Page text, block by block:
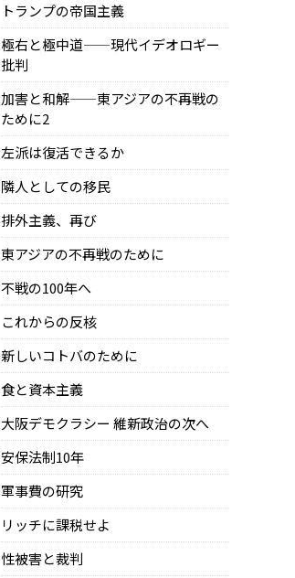
トランプの帝国主義
極右と極中道——現代イデオロギー
批判
加害と和解——東アジアの不再戦の
ために2
左派は復活できるか
隣人としての移民
排外主義、再び
東アジアの不再戦のために
不戦の100年へ
これからの反核
新しいコトバのために
食と資本主義
大阪デモクラシー 維新政治の次へ
安保法制10年
軍事費の研究
リッチに課税せよ
性被害と裁判